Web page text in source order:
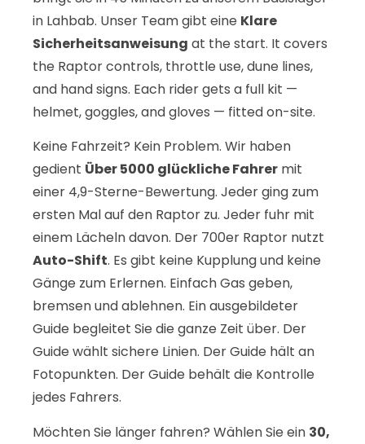
in Lahbab. Unser Team gibt eine Klare
Sicherheitsanweisung at the start. It covers
the Raptor controls, throttle use, dune lines,
and hand signs. Each rider gets a full kit —
helmet, goggles, and gloves — fitted on-site.
Keine Fahrzeit? Kein Problem. Wir haben
gedient Über 5000 glückliche Fahrer mit
einer 4,9-Sterne-Bewertung. Jeder ging zum
ersten Mal auf den Raptor zu. Jeder fuhr mit
einem Lächeln davon. Der 700er Raptor nutzt
Auto-Shift. Es gibt keine Kupplung und keine
Gänge zum Erlernen. Einfach Gas geben,
bremsen und ablehnen. Ein ausgebildeter
Guide begleitet Sie die ganze Zeit über. Der
Guide wählt sichere Linien. Der Guide hält an
Fotopunkten. Der Guide behält die Kontrolle
jedes Fahrers.
Möchten Sie länger fahren? Wählen Sie ein 30,